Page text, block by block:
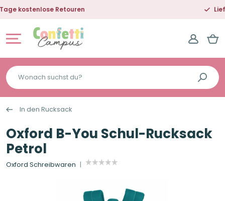
Wonach
suchst
du?
In den Rucksack
Oxford B-You Schul-Rucksack
Petrol
Oxford Schreibwaren